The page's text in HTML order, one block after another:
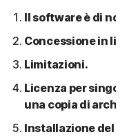
Il software è di
Concessione in
Limitazioni.
Licenza per
una copia di
Installazione del